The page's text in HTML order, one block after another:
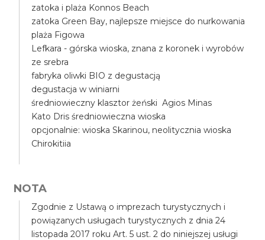
zatoka i plaża Konnos Beach
zatoka Green Bay, najlepsze miejsce do nurkowania
plaża Figowa
Lefkara - górska wioska, znana z koronek i wyrobów
ze srebra
fabryka oliwki BIO z degustacją
degustacja w winiarni
średniowieczny klasztor żeński Agios Minas
Kato Dris średniowieczna wioska
opcjonalnie: wioska Skarinou, neolitycznia wioska
Chirokitiia
NOTA
Zgodnie z Ustawą o imprezach turystycznych i
powiązanych usługach turystycznych z dnia 24
listopada 2017 roku Art. 5 ust. 2 do niniejszej usługi